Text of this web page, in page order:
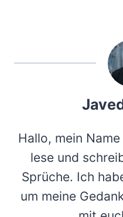
Hallo, mein
lese und
Sprüche. Ich
um meine